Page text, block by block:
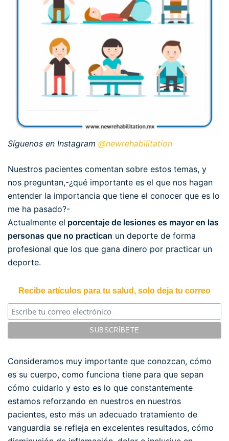
Síguenos en Instagram @newrehabilitation
Nuestros pacientes comentan sobre estos temas, y
nos preguntan,-¿qué importante es el que nos hagan
entender la importancia que tiene el conocer que es lo
me ha pasado?-
Actualmente el porcentaje de lesiones es mayor en las
personas que no practican un deporte de forma
profesional que los que gana dinero por practicar un
deporte.
Recibe artículos para tu salud, solo deja tu correo
Consideramos muy importante que conozcan, cómo
es su cuerpo, como funciona tiene para que sepan
cómo cuidarlo y esto es lo que constantemente
estamos reforzando en nuestros en nuestros
pacientes, esto más un adecuado tratamiento de
vanguardia se refleja en excelentes resultados, cómo